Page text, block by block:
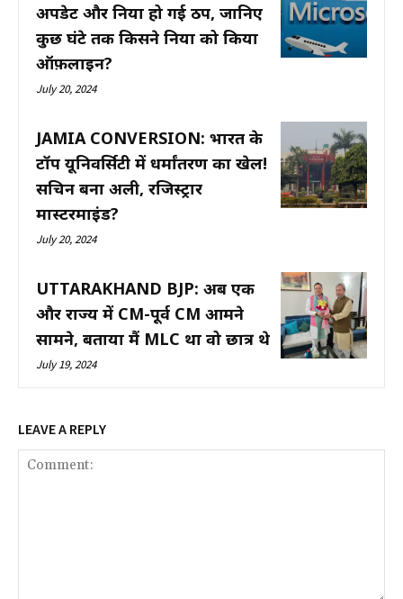
अपडेट और दुनिया हो गई ठप, जानिए
कुछ घंटे तक किसने दुनिया को किया
ऑफ़लाइन?
July 20, 2024
JAMIA CONVERSION: भारत के
टॉप यूनिवर्सिटी में धर्मांतरण का खेल!
सचिन बना अली, रजिस्ट्रार
मास्टरमाइंड?
July 20, 2024
UTTARAKHAND BJP: अब एक
और राज्य में CM-पूर्व CM आमने
सामने, बताया मैं MLC था वो छात्र थे
July 19, 2024
LEAVE A REPLY